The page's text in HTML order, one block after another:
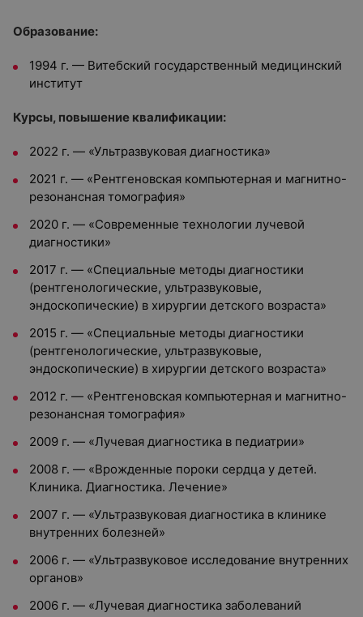
Образование:
1994 г. — Витебский государственный медицинский
институт
Курсы, повышение квалификации:
2022 г. — «Ультразвуковая диагностика»
2021 г. — «Рентгеновская компьютерная и магнитно-
резонансная томография»
2020 г. — «Современные технологии лучевой
диагностики»
2017 г. — «Специальные методы диагностики
(рентгенологические, ультразвуковые,
эндоскопические) в хирургии детского возраста»
2015 г. — «Специальные методы диагностики
(рентгенологические, ультразвуковые,
эндоскопические) в хирургии детского возраста»
2012 г. — «Рентгеновская компьютерная и магнитно-
резонансная томография»
2009 г. — «Лучевая диагностика в педиатрии»
2008 г. — «Врожденные пороки сердца у детей.
Клиника. Диагностика. Лечение»
2007 г. — «Ультразвуковая диагностика в клинике
внутренних болезней»
2006 г. — «Ультразвуковое исследование внутренних
органов»
2006 г. — «Лучевая диагностика заболеваний